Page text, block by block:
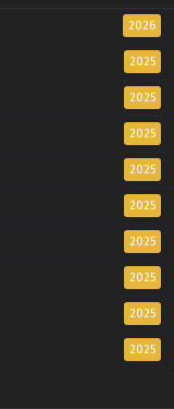
2026
2025
2025
2025
2025
2025
2025
2025
2025
2025